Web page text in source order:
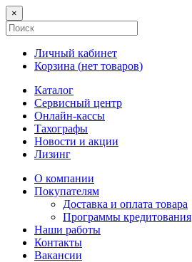
×
Личный кабинет
Корзина (нет товаров)
Каталог
Сервисный центр
Онлайн-кассы
Тахографы
Новости и акции
Лизинг
О компании
Покупателям
Доставка и оплата товара
Программы кредитования
Наши работы
Контакты
Вакансии